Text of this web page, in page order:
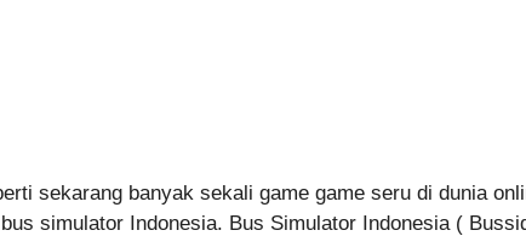
sekarang banyak sekali game game seru di dunia
simulator Indonesia. Bus Simulator Indonesia (